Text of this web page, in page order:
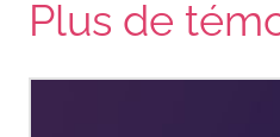
Plus de